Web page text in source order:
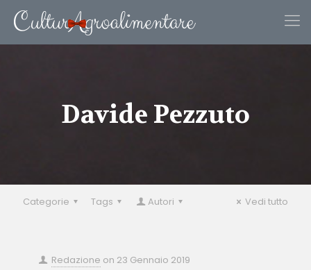
Davide Pezzuto
Categorie Tags Autori Vedi tutto
Redazione on 23 Gennaio 2019